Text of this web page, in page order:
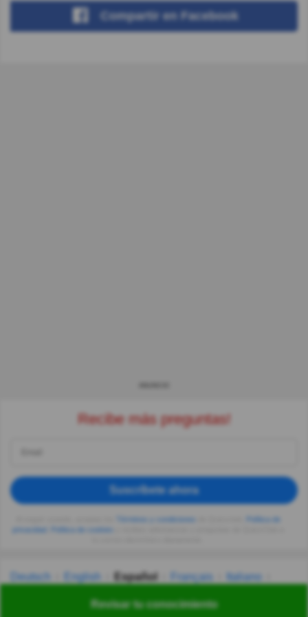
Revisar tu conocimiento
Compartir en Facebook
Recibe más preguntas!
Suscríbete ahora
privacidad
Deutsch English Español Français
Italiano
Українська हिन्दी 한국어 汉语